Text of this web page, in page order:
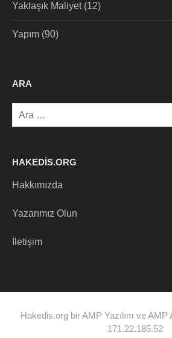
Yaklaşık Maliyet(12)
Yapım (90)
ARA
Arama:
HAKEDIS.ORG
Hakkımızda
Yazarımız Olun
İletişim
Hakedis.org bir AMP Yazılım ve
171.22.185.52